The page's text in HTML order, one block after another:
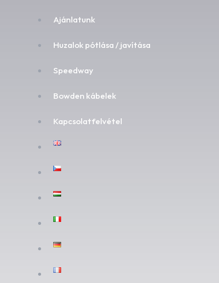
Ajánlatunk
Huzalok pótlása / javítása
Speedway
Bowden kábelek
Kapcsolatfelvétel